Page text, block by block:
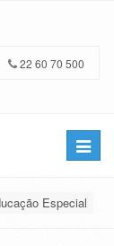
22 60 70 500
Toggle
Especial